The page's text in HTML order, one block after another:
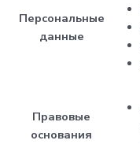
Персональные
данные
Правовые
основания